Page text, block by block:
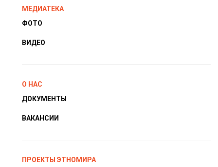
МЕДИАТЕКА
ФОТО
ВИДЕО
О НАС
ДОКУМЕНТЫ
ВАКАНСИИ
ПРОЕКТЫ ЭТНОМИРА